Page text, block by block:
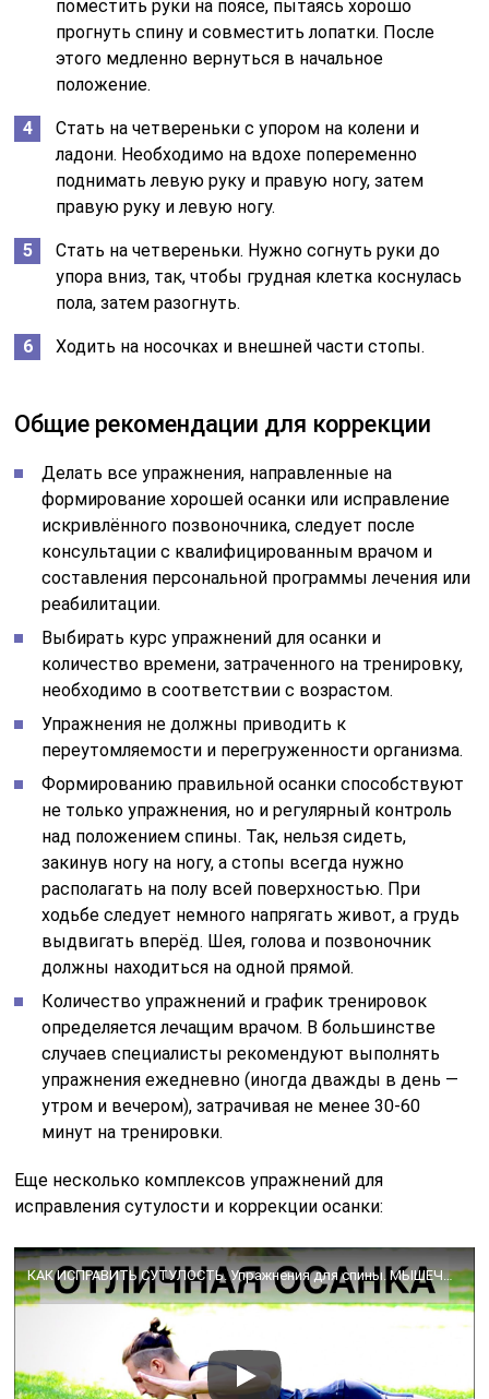
поместить руки на поясе, пытаясь хорошо
прогнуть спину и совместить лопатки. После
этого медленно вернуться в начальное
положение.
Стать на четвереньки с упором на колени и
ладони. Необходимо на вдохе попеременно
поднимать левую руку и правую ногу, затем
правую руку и левую ногу.
Стать на четвереньки. Нужно согнуть руки до
упора вниз, так, чтобы грудная клетка коснулась
пола, затем разогнуть.
Ходить на носочках и внешней части стопы.
Общие рекомендации для коррекции
Делать все упражнения, направленные на
формирование хорошей осанки или исправление
искривлённого позвоночника, следует после
консультации с квалифицированным врачом и
составления персональной программы лечения или
реабилитации.
Выбирать курс упражнений для осанки и
количество времени, затраченного на тренировку,
необходимо в соответствии с возрастом.
Упражнения не должны приводить к
переутомляемости и перегруженности организма.
Формированию правильной осанки способствуют
не только упражнения, но и регулярный контроль
над положением спины. Так, нельзя сидеть,
закинув ногу на ногу, а стопы всегда нужно
располагать на полу всей поверхностью. При
ходьбе следует немного напрягать живот, а грудь
выдвигать вперёд. Шея, голова и позвоночник
должны находиться на одной прямой.
Количество упражнений и график тренировок
определяется лечащим врачом. В большинстве
случаев специалисты рекомендуют выполнять
упражнения ежедневно (иногда дважды в день —
утром и вечером), затрачивая не менее 30-60
минут на тренировки.
Еще несколько комплексов упражнений для
исправления сутулости и коррекции осанки:
КАК ИСПРАВИТЬ СУТУЛОСТЬ. Упражнения для спины. МЫШЕЧНЫЙ КОРСЕТ ДЛЯ ОСАНКИ